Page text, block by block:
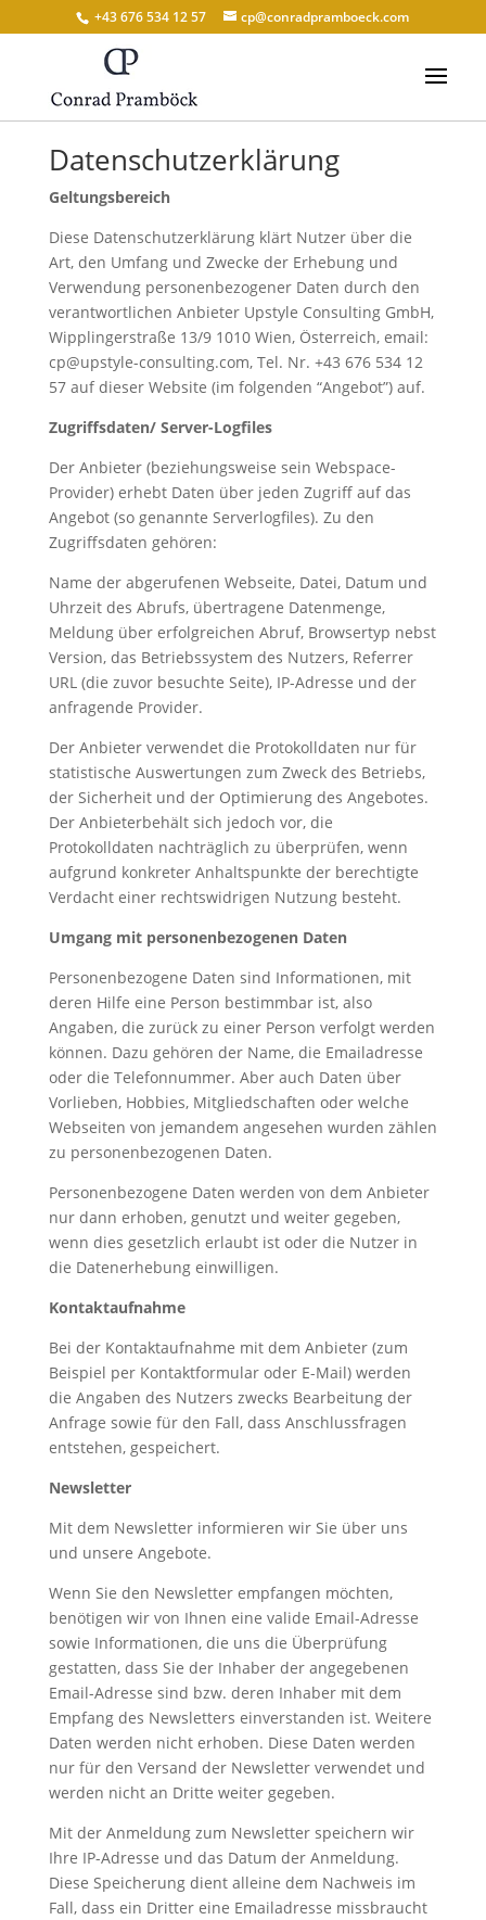
+43 676 534 12 57 cp@conradpramboeck.com
Datenschutzerklärung
Geltungsbereich
Diese Datenschutzerklärung klärt Nutzer über die
Art, den Umfang und Zwecke der Erhebung und
Verwendung personenbezogener Daten durch den
verantwortlichen Anbieter Upstyle Consulting GmbH,
Wipplingerstraße 13/9 1010 Wien, Österreich, email:
cp@upstyle-consulting.com, Tel. Nr. +43 676 534 12
57 auf dieser Website (im folgenden “Angebot”) auf.
Zugriffsdaten/ Server-Logfiles
Der Anbieter (beziehungsweise sein Webspace-
Provider) erhebt Daten über jeden Zugriff auf das
Angebot (so genannte Serverlogfiles). Zu den
Zugriffsdaten gehören:
Name der abgerufenen Webseite, Datei, Datum und
Uhrzeit des Abrufs, übertragene Datenmenge,
Meldung über erfolgreichen Abruf, Browsertyp nebst
Version, das Betriebssystem des Nutzers, Referrer
URL (die zuvor besuchte Seite), IP-Adresse und der
anfragende Provider.
Der Anbieter verwendet die Protokolldaten nur für
statistische Auswertungen zum Zweck des Betriebs,
der Sicherheit und der Optimierung des Angebotes.
Der Anbieterbehält sich jedoch vor, die
Protokolldaten nachträglich zu überprüfen, wenn
aufgrund konkreter Anhaltspunkte der berechtigte
Verdacht einer rechtswidrigen Nutzung besteht.
Umgang mit personenbezogenen Daten
Personenbezogene Daten sind Informationen, mit
deren Hilfe eine Person bestimmbar ist, also
Angaben, die zurück zu einer Person verfolgt werden
können. Dazu gehören der Name, die Emailadresse
oder die Telefonnummer. Aber auch Daten über
Vorlieben, Hobbies, Mitgliedschaften oder welche
Webseiten von jemandem angesehen wurden zählen
zu personenbezogenen Daten.
Personenbezogene Daten werden von dem Anbieter
nur dann erhoben, genutzt und weiter gegeben,
wenn dies gesetzlich erlaubt ist oder die Nutzer in
die Datenerhebung einwilligen.
Kontaktaufnahme
Bei der Kontaktaufnahme mit dem Anbieter (zum
Beispiel per Kontaktformular oder E-Mail) werden
die Angaben des Nutzers zwecks Bearbeitung der
Anfrage sowie für den Fall, dass Anschlussfragen
entstehen, gespeichert.
Newsletter
Mit dem Newsletter informieren wir Sie über uns
und unsere Angebote.
Wenn Sie den Newsletter empfangen möchten,
benötigen wir von Ihnen eine valide Email-Adresse
sowie Informationen, die uns die Überprüfung
gestatten, dass Sie der Inhaber der angegebenen
Email-Adresse sind bzw. deren Inhaber mit dem
Empfang des Newsletters einverstanden ist. Weitere
Daten werden nicht erhoben. Diese Daten werden
nur für den Versand der Newsletter verwendet und
werden nicht an Dritte weiter gegeben.
Mit der Anmeldung zum Newsletter speichern wir
Ihre IP-Adresse und das Datum der Anmeldung.
Diese Speicherung dient alleine dem Nachweis im
Fall, dass ein Dritter eine Emailadresse missbraucht